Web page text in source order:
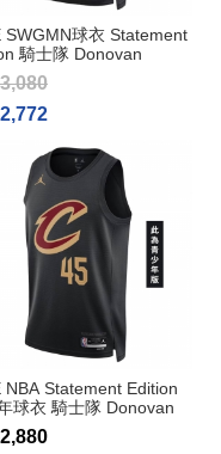
SWGMN球衣 Statement
騎士隊 Donovan
NBA Statement Edition
球衣 騎士隊 Donovan